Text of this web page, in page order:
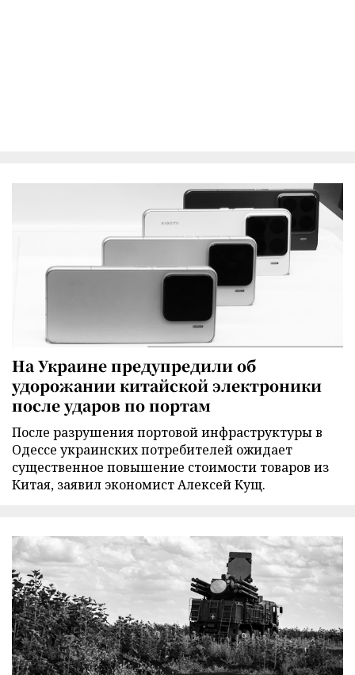
На Украине предупредили об
удорожании китайской электроники
после ударов по портам
После разрушения портовой инфраструктуры в
Одессе украинских потребителей ожидает
существенное повышение стоимости товаров из
Китая, заявил экономист Алексей Кущ.